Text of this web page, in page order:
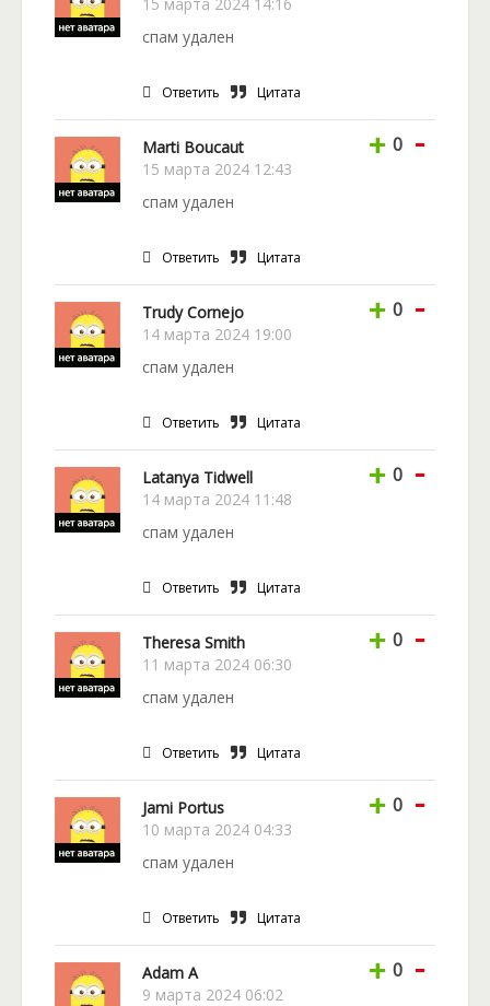
спам удален
Ответить Цитата
Marti Boucaut
15 марта 2024 12:43
+ 0 -
спам удален
Ответить Цитата
Trudy Cornejo
14 марта 2024 19:00
+ 0 -
спам удален
Ответить Цитата
Latanya Tidwell
14 марта 2024 11:48
+ 0 -
спам удален
Ответить Цитата
Theresa Smith
11 марта 2024 06:30
+ 0 -
спам удален
Ответить Цитата
Jami Portus
10 марта 2024 04:33
+ 0 -
спам удален
Ответить Цитата
Adam A
9 марта 2024 06:02
+ 0 -